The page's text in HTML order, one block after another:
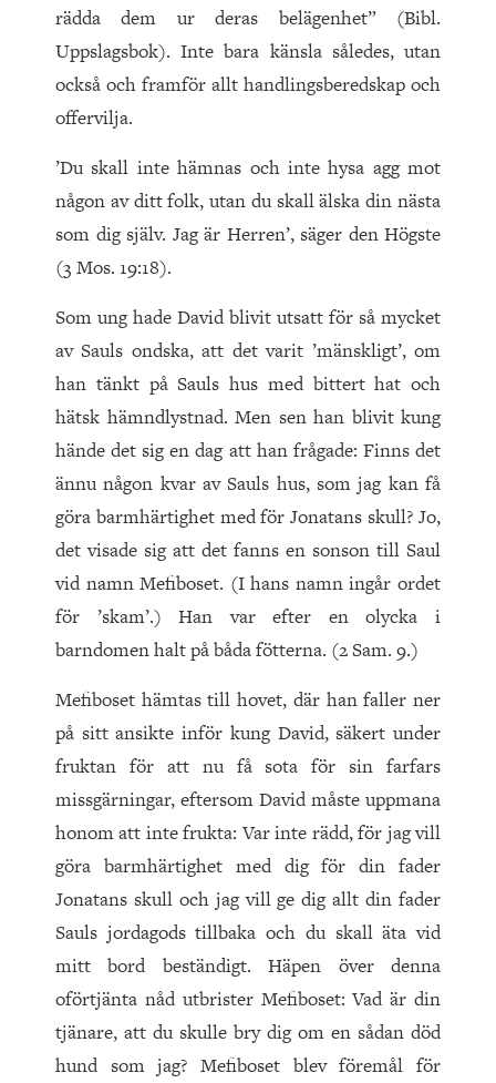
rädda dem ur deras belägenhet” (Bibl.
Uppslagsbok). Inte bara känsla således, utan
också och framför allt handlingsberedskap och
offervilja.
’Du skall inte hämnas och inte hysa agg mot
någon av ditt folk, utan du skall älska din nästa
som dig själv. Jag är Herren’, säger den Högste
(3 Mos. 19:18).
Som ung hade David blivit utsatt för så mycket
av Sauls onds­ka, att det varit ’mänskligt’, om
han tänkt på Sauls hus med bittert hat och
hätsk hämndlystnad. Men sen han blivit kung
hände det sig en dag att han frågade: Finns det
ännu någon kvar av Sauls hus, som jag kan få
göra barmhärtighet med för Jonatans skull? Jo,
det visade sig att det fanns en sonson till Saul
vid namn Mefiboset. (I hans namn ingår ordet
för ’skam’.) Han var efter en olycka i
barndomen halt på båda fötterna. (2 Sam. 9.)
Mefiboset hämtas till hovet, där han faller ner
på sitt ansikte inför kung David, säkert under
fruktan för att nu få sota för sin farfars
missgärningar, eftersom David måste uppmana
honom att inte frukta: Var inte rädd, för jag vill
göra barmhärtighet med dig för din fader
Jonatans skull och jag vill ge dig allt din fader
Sauls jordagods tillbaka och du skall äta vid
mitt bord beständigt. Häpen över denna
oförtjänta nåd utbrister Mefiboset: Vad är din
tjänare, att du skulle bry dig om en sådan död
hund som jag? Mefiboset blev föremål för